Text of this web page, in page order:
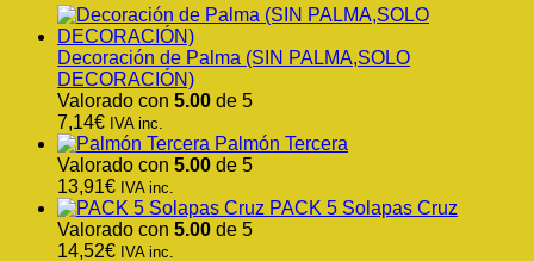
Decoración de Palma (SIN PALMA,SOLO
DECORACIÓN)
Valorado con 5.00 de 5
7,14€ IVA inc.
Palmón Tercera
Valorado con 5.00 de 5
13,91€ IVA inc.
PACK 5 Solapas Cruz
Valorado con 5.00 de 5
14,52€ IVA inc.